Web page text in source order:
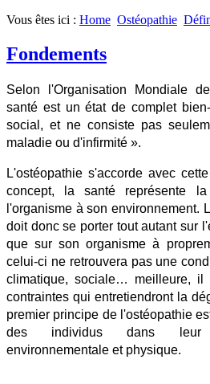
Vous êtes ici : Home Ostéopathie
Fondements
Selon l'Organisation Mondiale
santé est un état de complet
social, et ne consiste pas
maladie ou d'infirmité ».
L'ostéopathie s'accorde avec
concept, la santé représente
l'organisme à son environnement.
doit donc se porter tout autant sur
que sur son organisme à
celui-ci ne retrouvera pas une
climatique, sociale… meilleure, il
contraintes qui entretiendront la
premier principe de l'ostéopathie
des individus dans leur
environnementale et physique.